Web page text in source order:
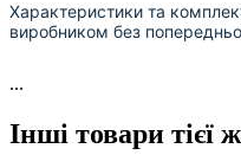
Характеристики та
виробником без
...
Інші товари тієї ж